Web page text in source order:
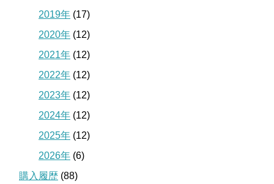
2019年 (17)
2020年 (12)
2021年 (12)
2022年 (12)
2023年 (12)
2024年 (12)
2025年 (12)
2026年 (6)
購入履歴 (88)